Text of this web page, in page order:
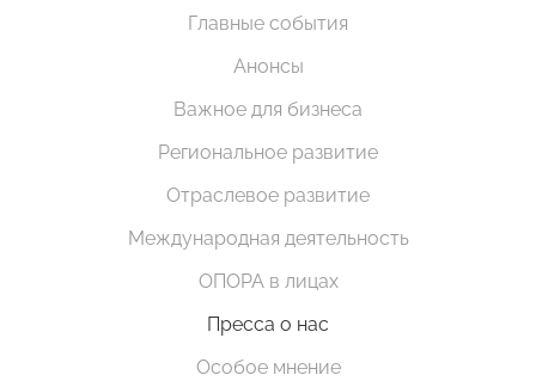
Главные события
Анонсы
Важное для бизнеса
Региональное развитие
Отраслевое развитие
Международная деятельность
ОПОРА в лицах
Пресса о нас
Особое мнение